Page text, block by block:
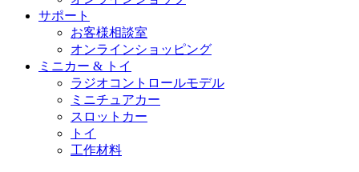
サポート
お客様相談室
オンラインショッピング
ミニカー & トイ
ラジオコントロールモデル
ミニチュアカー
スロットカー
トイ
工作材料